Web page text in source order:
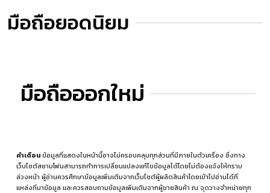
มือถือยอดนิยม
มือถือออกใหม่
คำเตือนข้อมูลที่แสดงในหน้านี้อาจไม่ครอบคลุมทุกส่วนที่มีภายในตัวเครื่อง ซึ่งทาง
เว็บไซต์สยามโฟนสามารถทำการเปลี่ยนแปลงแก้ไขข้อมูลได้โดยไม่ต้องแจ้งให้ทราบ
ล่วงหน้า ผู้อ่านควรศึกษาข้อมูลเพิ่มเติมจากเว็บไซต์ผู้ผลิตสินค้าโดยเข้าไปอ่านได้ที่
แหล่งที่มาข้อมูล และควรสอบถามข้อมูลเพิ่มเติมจากผู้ขายสินค้า ณ จุดวางจำหน่ายทุก